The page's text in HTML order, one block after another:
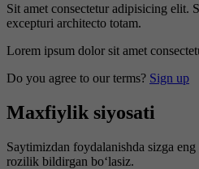
Sit amet consectetur adipisicing elit.
excepturi architecto totam.
Lorem ipsum dolor sit amet
Do you agree to our terms? Sign up
Maxfiylik siyosati
Saytimizdan foydalanishda sizga
rozilik bildirgan bo‘lasiz.